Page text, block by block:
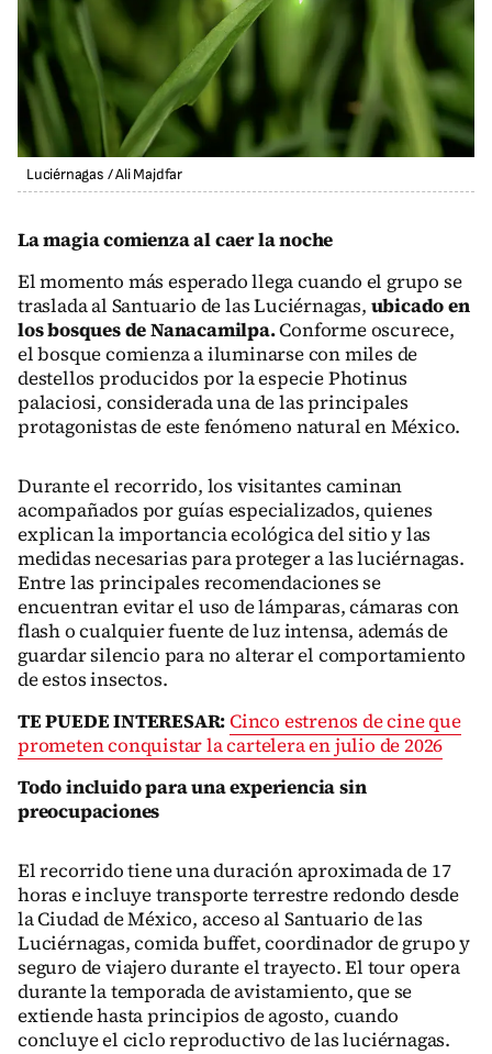
Luciérnagas /Ali Majdfar
La magia comienza al caer la noche
El momento más esperado llega cuando el grupo se
traslada al Santuario de las Luciérnagas, ubicado en
los bosques de Nanacamilpa.Conforme oscurece,
el bosque comienza a iluminarse con miles de
destellos producidos por la especie Photinus
palaciosi, considerada una de las principales
protagonistas de este fenómeno natural en México.
Durante el recorrido, los visitantes caminan
acompañados por guías especializados, quienes
explican la importancia ecológica del sitio y las
medidas necesarias para proteger a las luciérnagas.
Entre las principales recomendaciones se
encuentran evitar el uso de lámparas, cámaras con
flash o cualquier fuente de luz intensa, además de
guardar silencio para no alterar el comportamiento
de estos insectos.
TE PUEDE INTERESAR:Cinco estrenos de cine que
prometen conquistar la cartelera en julio de 2026
Todo incluido para una experiencia sin
preocupaciones
El recorrido tiene una duración aproximada de 17
horas e incluye transporte terrestre redondo desde
la Ciudad de México, acceso al Santuario de las
Luciérnagas, comida buffet, coordinador de grupo y
seguro de viajero durante el trayecto. El tour opera
durante la temporada de avistamiento, que se
extiende hasta principios de agosto, cuando
concluye el ciclo reproductivo de las luciérnagas.